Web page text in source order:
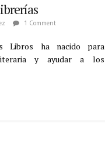
1 Comment
Libros ha nacido para
y ayudar a los